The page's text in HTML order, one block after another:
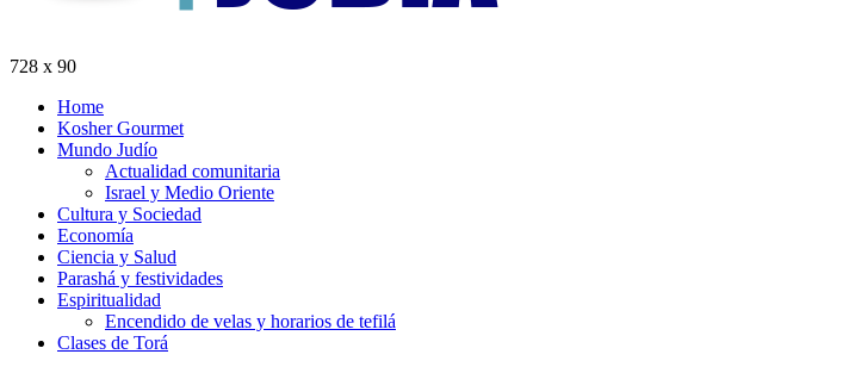
728 x 90
Home
Kosher Gourmet
Mundo Judío
Actualidad comunitaria
Israel y Medio Oriente
Cultura y Sociedad
Economía
Ciencia y Salud
Parashá y festividades
Espiritualidad
Encendido de velas y horarios de tefilá
Clases de Torá